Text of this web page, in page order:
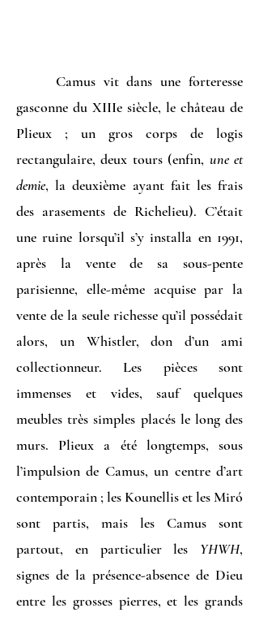
Camus vit dans une forteresse
gasconne du XIIIe siècle, le château de
Plieux ; un gros corps de logis
rectangulaire, deux tours (enfin, une et
demie, la deuxième ayant fait les frais
des arasements de Richelieu). C’était
une ruine lorsqu’il s’y installa en 1991,
après la vente de sa sous-pente
parisienne, elle-même acquise par la
vente de la seule richesse qu’il possédait
alors, un Whistler, don d’un ami
collectionneur. Les pièces sont
immenses et vides, sauf quelques
meubles très simples placés le long des
murs. Plieux a été longtemps, sous
l’impulsion de Camus, un centre d’art
contemporain ; les Kounellis et les Miró
sont partis, mais les Camus sont
partout, en particulier les YHWH,
signes de la présence-absence de Dieu
entre les grosses pierres, et les grands